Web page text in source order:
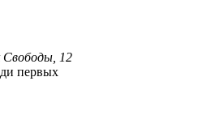
Свободы, 12
первых